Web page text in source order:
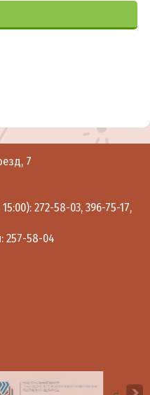
7
272-58-03, 396-75-17,
257-58-04